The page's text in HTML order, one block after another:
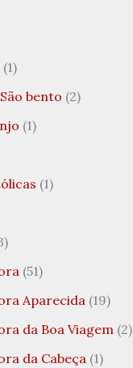
(1)
bento (2)
(1)
(1)
(51)
Aparecida(19)
da Boa Viagem(2)
da Cabeça(1)